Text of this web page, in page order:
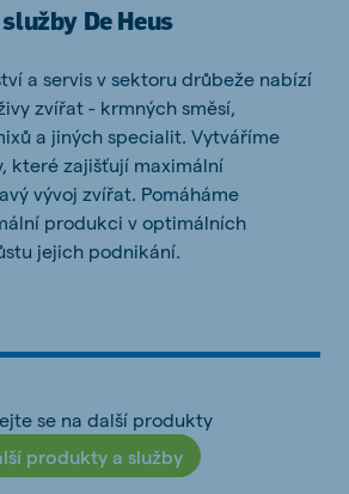
De Heus
a servis v sektoru drůbeže nabízí
zvířat - krmných směsí,
a jiných specialit. Vytváříme
které zajišťují maximální
vývoj zvířat. Pomáháme
produkci v optimálních
jejich podnikání.
se na další produkty
produkty a služby